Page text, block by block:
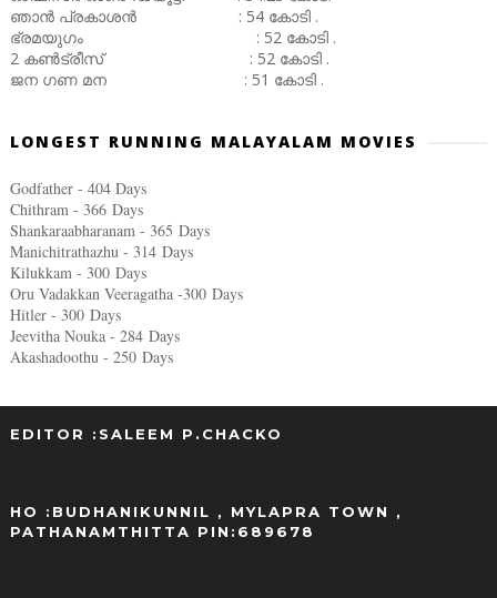
ഞാൻ പ്രകാശൻ : 54 കോടി .
ഭ്രമയുഗം : 52 കോടി .
2 കൺട്രീസ് : 52 കോടി .
ജന ഗണ മന : 51 കോടി .
LONGEST RUNNING MALAYALAM MOVIES
Godfather - 404 Days
Chithram - 366 Days
Shankaraabharanam - 365 Days
Manichitrathazhu - 314 Days
Kilukkam - 300 Days
Oru Vadakkan Veeragatha -300 Days
Hitler - 300 Days
Jeevitha Nouka - 284 Days
Akashadoothu - 250 Days
EDITOR :SALEEM P.CHACKO
HO :BUDHANIKUNNIL , MYLAPRA TOWN ,
PATHANAMTHITTA PIN:689678